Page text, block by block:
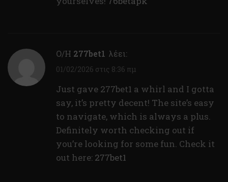
Ο/Η 277bet1 λέει:
01/02/2026 στις 8:36 πμ
Just gave 277bet1 a whirl and I gotta
say, it’s pretty decent! The site’s easy
to navigate, which is always a plus.
Definitely worth checking out if
you’re looking for some fun. Check it
out here: 277bet1